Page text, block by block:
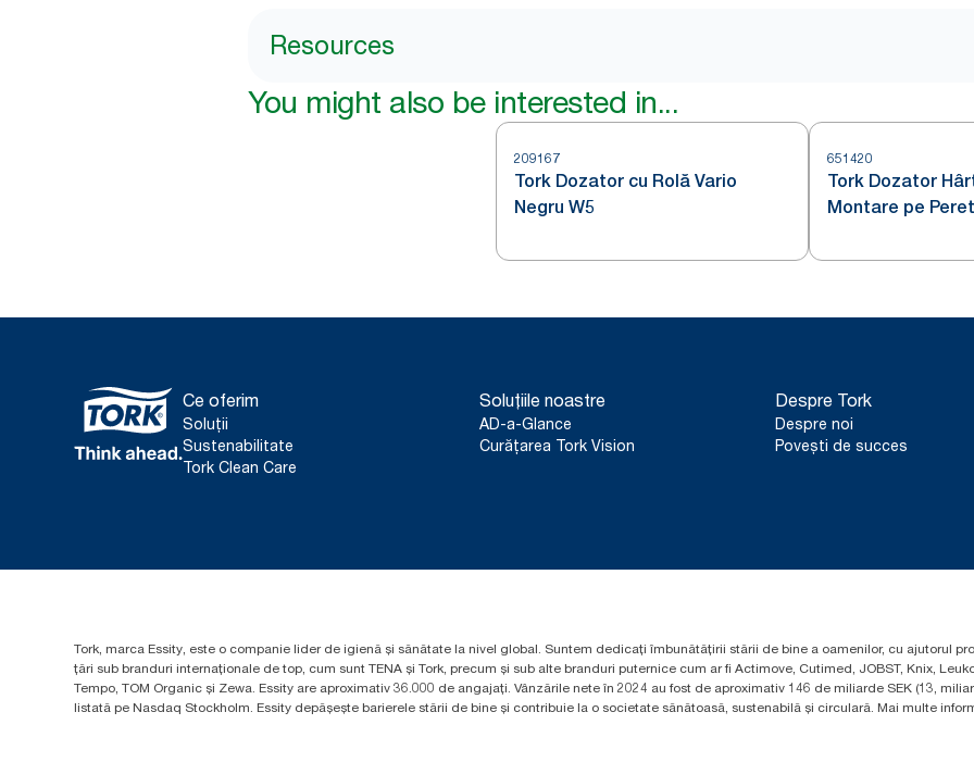
Resources
You might also be interested in...
209167
Tork Dozator cu Rolă Vario
Negru W5
651420
Tork Dozator Hârtie de Șters cu
Montare pe
W6
Ce oferim
Soluții
Sustenabilitate
Tork Clean Care
Soluțiile noastre
AD-a-Glance
Curățarea Tork Vision
Despre Tork
Despre noi
Povești de succes
Tork, marca Essity, este o companie lider de igienă și sănătate la nivel global. Suntem dedicați îmbunătățirii stării de bine a oamenilor, cu ajutorul
țări sub branduri internaționale de top, cum sunt TENA și Tork, precum și sub alte branduri puternice cum ar fi Actimove, Cutimed, JOBST, Knix,
Tempo, TOM Organic și Zewa. Essity are aproximativ 36.000 de angajați. Vânzările nete în 2024 au fost de aproximativ 146 de miliarde SEK (13,
listată pe Nasdaq Stockholm. Essity depășește barierele stării de bine și contribuie la o societate sănătoasă, sustenabilă și circulară. Mai multe